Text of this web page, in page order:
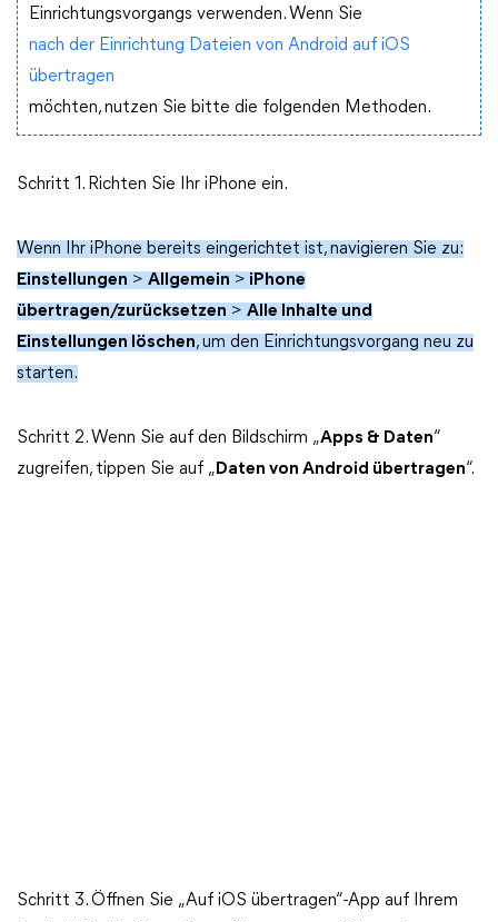
Einrichtungsvorgangs verwenden. Wenn Sie
nach der Einrichtung Dateien von Android auf iOS
übertragen
möchten, nutzen Sie bitte die folgenden Methoden.
Schritt 1. Richten Sie Ihr iPhone ein.
Wenn Ihr iPhone bereits eingerichtet ist, navigieren Sie zu:
Einstellungen > Allgemein > iPhone
übertragen/zurücksetzen > Alle Inhalte und
Einstellungen löschen, um den Einrichtungsvorgang neu zu
starten.
Schritt 2. Wenn Sie auf den Bildschirm „Apps & Daten“
zugreifen, tippen Sie auf „ Daten von Android übertragen“.
Schritt 3. Öffnen Sie „Auf iOS übertragen“-App auf Ihrem